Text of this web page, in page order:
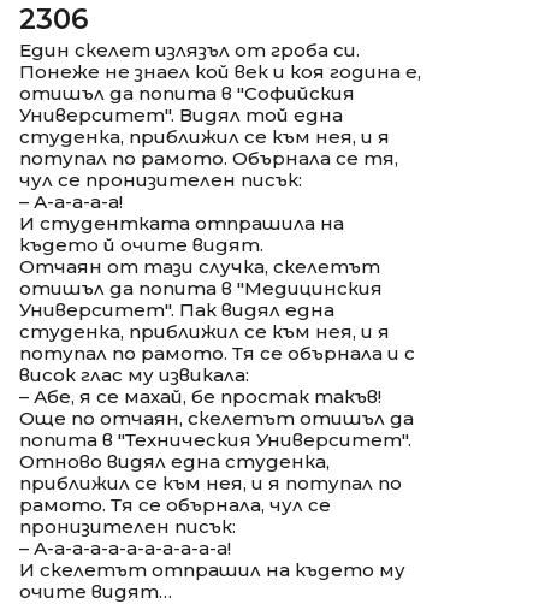
2306
Един скелет излязъл от гроба си.
Понеже не знаел кой век и коя година е,
отишъл да попита в "Софийския
Университет". Видял той една
студенка, приближил се към нея, и я
потупал по рамото. Обърнала се тя,
чул се пронизителен писък:
– А-а-а-а-а!
И студентката отпрашила на
където й очите видят.
Отчаян от тази случка, скелетът
отишъл да попита в "Медицинския
Университет". Пак видял една
студенка, приближил се към нея, и я
потупал по рамото. Тя се обърнала и с
висок глас му извикала:
– Абе, я се махай, бе простак такъв!
Още по отчаян, скелетът отишъл да
попита в "Техническия Университет".
Отново видял една студенка,
приближил се към нея, и я потупал по
рамото. Тя се обърнала, чул се
пронизителен писък:
– А-а-а-а-а-а-а-а-а-а-а!
И скелетът отпрашил на където му
очите видят…